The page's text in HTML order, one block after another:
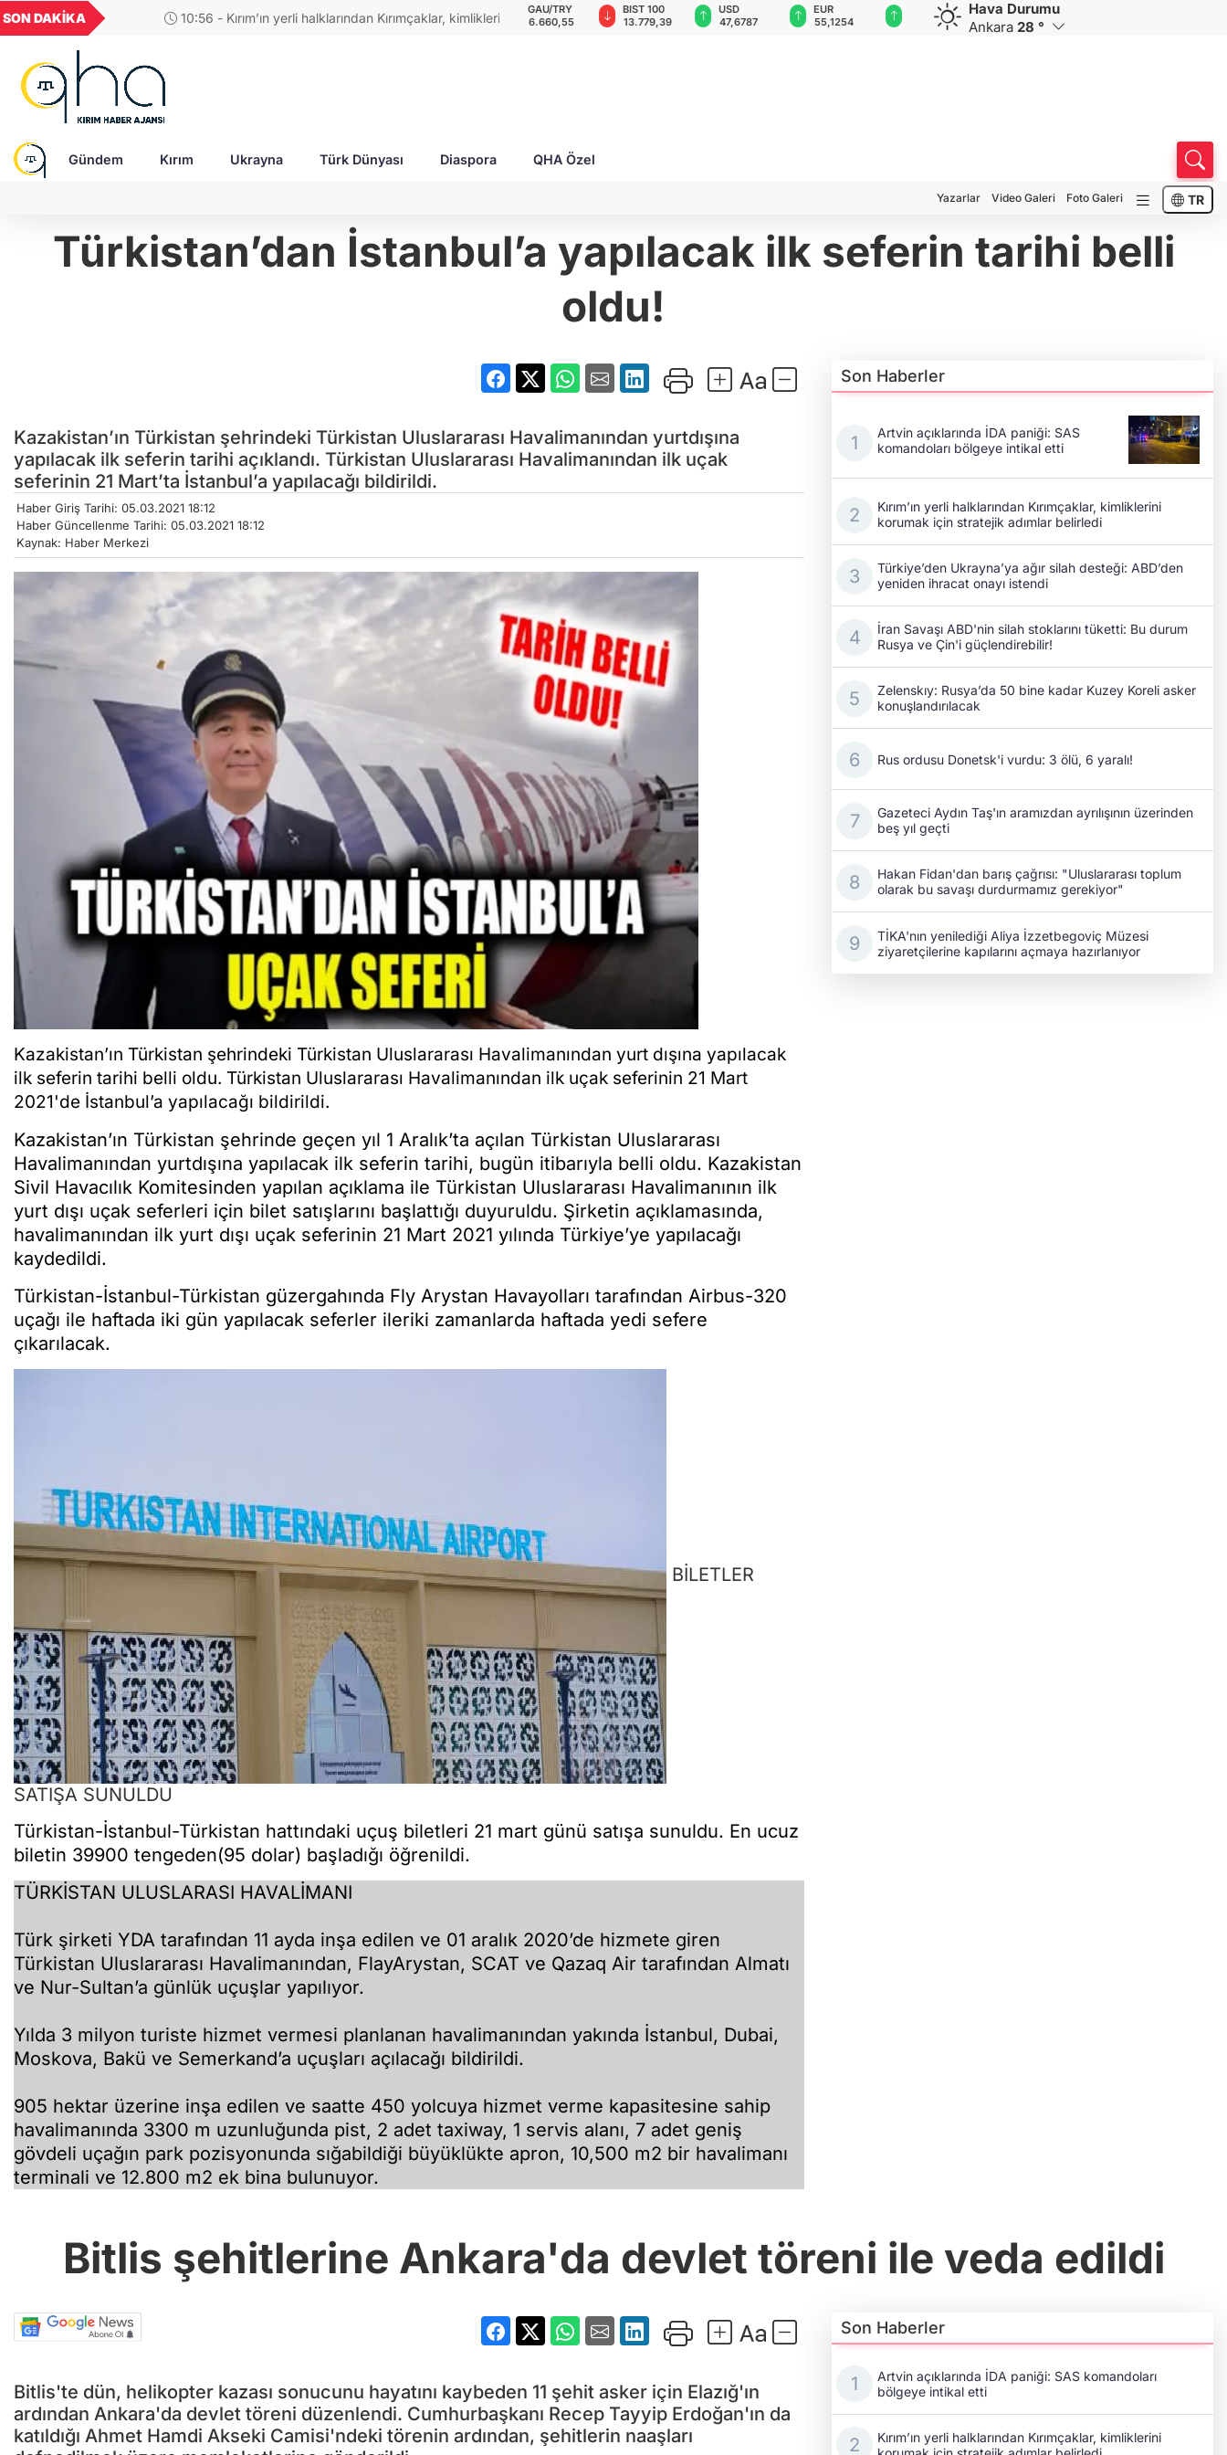
SON DAKİKA
10:56 - Kırım’ın yerli halklarından Kırımçaklar, kimliklerini
GEL
18,2677
TND
16,3788
27,9743
0,0018
6.660,55
BIST 100
13.779,39
USD
47,6787
55,1254
64,3468
CHF
59,0083
CAD
34,1883
Hava Durumu
Ankara 28 °
Gündem Kırım Ukrayna Türk Dünyası Diaspora QHA Özel
Yazarlar Video Galeri Foto Galeri TR
Türkistan’dan İstanbul’a yapılacak ilk seferin tarihi belli
oldu!
Kazakistan’ın Türkistan şehrindeki Türkistan Uluslararası Havalimanından yurtdışına
yapılacak ilk seferin tarihi açıklandı. Türkistan Uluslararası Havalimanından ilk uçak
seferinin 21 Mart’ta İstanbul’a yapılacağı bildirildi.
Haber Giriş Tarihi: 05.03.2021 18:12
Haber Güncellenme Tarihi: 05.03.2021 18:12
Kaynak: Haber Merkezi
Kazakistan’ın Türkistan şehrindeki Türkistan Uluslararası Havalimanından yurt dışına yapılacak
ilk seferin tarihi belli oldu. Türkistan Uluslararası Havalimanından ilk uçak seferinin 21 Mart
2021'de İstanbul’a yapılacağı bildirildi.
Kazakistan’ın Türkistan şehrinde geçen yıl 1 Aralık’ta açılan Türkistan Uluslararası
Havalimanından yurtdışına yapılacak ilk seferin tarihi, bugün itibarıyla belli oldu. Kazakistan
Sivil Havacılık Komitesinden yapılan açıklama ile Türkistan Uluslararası Havalimanının ilk
yurt dışı uçak seferleri için bilet satışlarını başlattığı duyuruldu. Şirketin açıklamasında,
havalimanından ilk yurt dışı uçak seferinin 21 Mart 2021 yılında Türkiye’ye yapılacağı
kaydedildi.
Türkistan-İstanbul-Türkistan güzergahında Fly Arystan Havayolları tarafından Airbus-320
uçağı ile haftada iki gün yapılacak seferler ileriki zamanlarda haftada yedi sefere
çıkarılacak.
BİLETLER
SATIŞA SUNULDU
Türkistan-İstanbul-Türkistan hattındaki uçuş biletleri 21 mart günü satışa sunuldu. En ucuz
biletin 39900 tengeden(95 dolar) başladığı öğrenildi.
TÜRKİSTAN ULUSLARASI HAVALİMANI
Türk şirketi YDA tarafından 11 ayda inşa edilen ve 01 aralık 2020’de hizmete giren
Türkistan Uluslararası Havalimanından, FlayArystan, SCAT ve Qazaq Air tarafından Almatı
ve Nur-Sultan’a günlük uçuşlar yapılıyor.
Yılda 3 milyon turiste hizmet vermesi planlanan havalimanından yakında İstanbul, Dubai,
Moskova, Bakü ve Semerkand’a uçuşları açılacağı bildirildi.
905 hektar üzerine inşa edilen ve saatte 450 yolcuya hizmet verme kapasitesine sahip
havalimanında 3300 m uzunluğunda pist, 2 adet taxiway, 1 servis alanı, 7 adet geniş
gövdeli uçağın park pozisyonunda sığabildiği büyüklükte apron, 10,500 m2 bir havalimanı
terminali ve 12.800 m2 ek bina bulunuyor.
Son Haberler
Artvin açıklarında İDA paniği: SAS
komandoları bölgeye intikal etti
Kırım’ın yerli halklarından Kırımçaklar, kimliklerini
korumak için stratejik adımlar belirledi
Türkiye’den Ukrayna’ya ağır silah desteği: ABD’den
yeniden ihracat onayı istendi
İran Savaşı ABD'nin silah stoklarını tüketti: Bu durum
Rusya ve Çin'i güçlendirebilir!
Zelenskıy: Rusya’da 50 bine kadar Kuzey Koreli asker
konuşlandırılacak
Rus ordusu Donetsk'i vurdu: 3 ölü, 6 yaralı!
Gazeteci Aydın Taş'ın aramızdan ayrılışının üzerinden
beş yıl geçti
Hakan Fidan'dan barış çağrısı: "Uluslararası toplum
olarak bu savaşı durdurmamız gerekiyor"
TİKA'nın yenilediği Aliya İzzetbegoviç Müzesi
ziyaretçilerine kapılarını açmaya hazırlanıyor
Bitlis şehitlerine Ankara'da devlet töreni ile veda edildi
Bitlis'te dün, helikopter kazası sonucunu hayatını kaybeden 11 şehit asker için Elazığ'ın
ardından Ankara'da devlet töreni düzenlendi. Cumhurbaşkanı Recep Tayyip Erdoğan'ın da
katıldığı Ahmet Hamdi Akseki Camisi'ndeki törenin ardından, şehitlerin naaşları
Son Haberler
Artvin açıklarında İDA paniği: SAS komandoları
bölgeye intikal etti
Kırım’ın yerli halklarından Kırımçaklar, kimliklerini